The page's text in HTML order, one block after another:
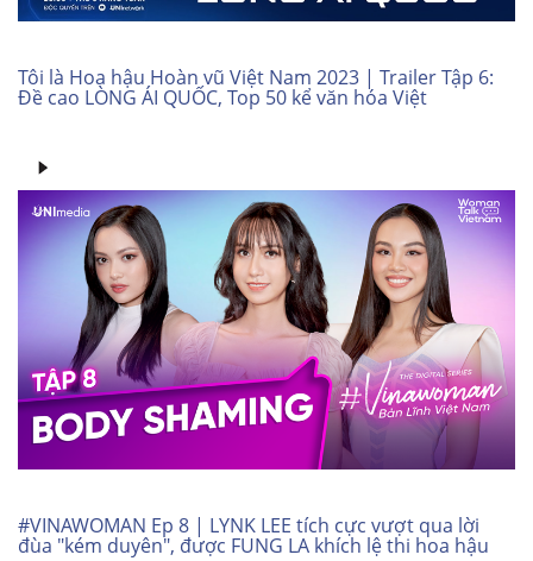
Tôi là Hoa hậu Hoàn vũ Việt Nam 2023 | Trailer Tập 6:
Đề cao LÒNG ÁI QUỐC, Top 50 kể văn hóa Việt
#VINAWOMAN Ep 8 | LYNK LEE tích cực vượt qua lời
đùa "kém duyên", được FUNG LA khích lệ thi hoa hậu